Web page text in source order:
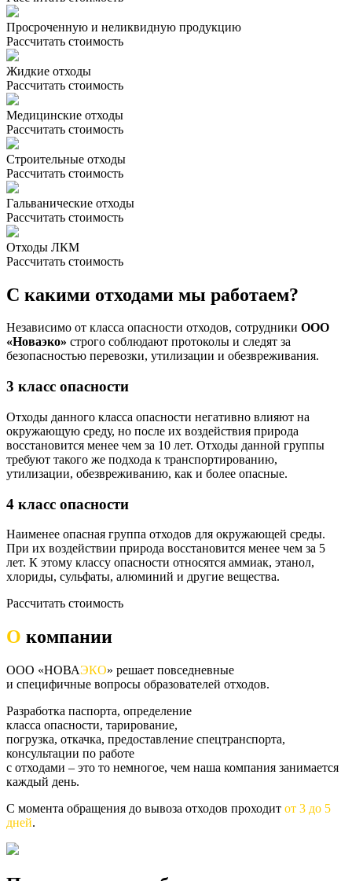
Просроченную и неликвидную продукцию
Рассчитать стоимость
Жидкие отходы
Рассчитать стоимость
Медицинские отходы
Рассчитать стоимость
Строительные отходы
Рассчитать стоимость
Гальванические отходы
Рассчитать стоимость
Отходы ЛКМ
Рассчитать стоимость
С какими отходами мы работаем?
Независимо от класса опасности отходов, сотрудники ООО
«Новаэко» строго соблюдают протоколы и следят за
безопасностью перевозки, утилизации и обезвреживания.
3 класс опасности
Отходы данного класса опасности негативно влияют на
окружающую среду, но после их воздействия природа
восстановится менее чем за 10 лет. Отходы данной группы
требуют такого же подхода к транспортированию,
утилизации, обезвреживанию, как и более опасные.
4 класс опасности
Наименее опасная группа отходов для окружающей среды.
При их воздействии природа восстановится менее чем за 5
лет. К этому классу опасности относятся аммиак, этанол,
хлориды, сульфаты, алюминий и другие вещества.
Рассчитать стоимость
О компании
ООО «НОВАЭКО» решает повседневные
и специфичные вопросы образователей отходов.
Разработка паспорта, определение
класса опасности, тарирование,
погрузка, откачка, предоставление спецтранспорта,
консультации по работе
с отходами – это то немногое, чем наша компания занимается
каждый день.
С момента обращения до вывоза отходов проходит от 3 до 5
дней.